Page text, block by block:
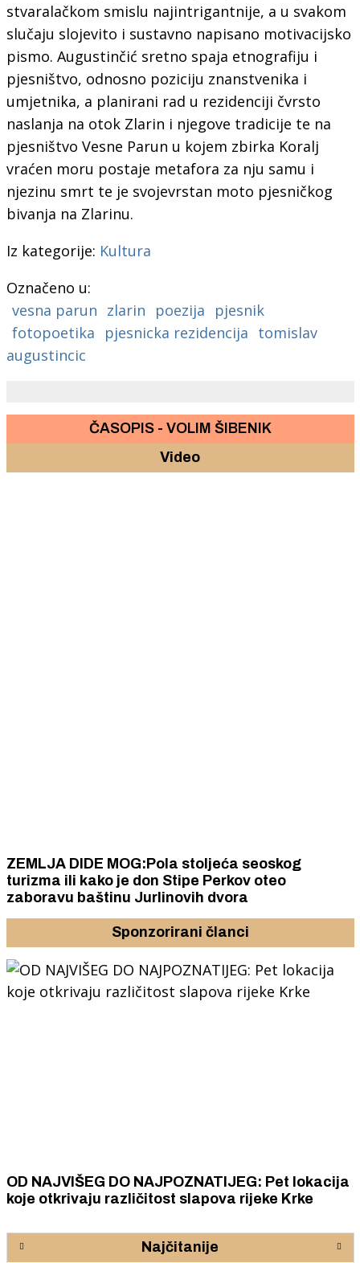
stvaralačkom smislu najintrigantnije, a u svakom
slučaju slojevito i sustavno napisano motivacijsko
pismo. Augustinčić sretno spaja etnografiju i
pjesništvo, odnosno poziciju znanstvenika i
umjetnika, a planirani rad u rezidenciji čvrsto
naslanja na otok Zlarin i njegove tradicije te na
pjesništvo Vesne Parun u kojem zbirka Koralj
vraćen moru postaje metafora za nju samu i
njezinu smrt te je svojevrstan moto pjesničkog
bivanja na Zlarinu.
Iz kategorije: Kultura
Označeno u:
vesna parun zlarin poezija
pjesnik
fotopoetika
pjesnicka rezidencija tomislav
augustincic
ČASOPIS - VOLIM ŠIBENIK
Video
ZEMLJA DIDE MOG:Pola stoljeća seoskog
turizma ili kako je don Stipe Perkov oteo
zaboravu baštinu Jurlinovih dvora
Sponzorirani članci
OD NAJVIŠEG DO NAJPOZNATIJEG: Pet lokacija
koje otkrivaju različitost slapova rijeke Krke
Najčitanije